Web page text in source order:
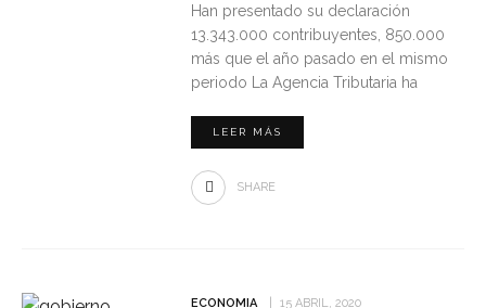
Han presentado su declaración
13.343.000 contribuyentes, 850.000
más que el año pasado en el mismo
periodo La Agencia Tributaria ha
LEER MÁS
SHARE
ECONOMIA 15 ABRIL, 2020